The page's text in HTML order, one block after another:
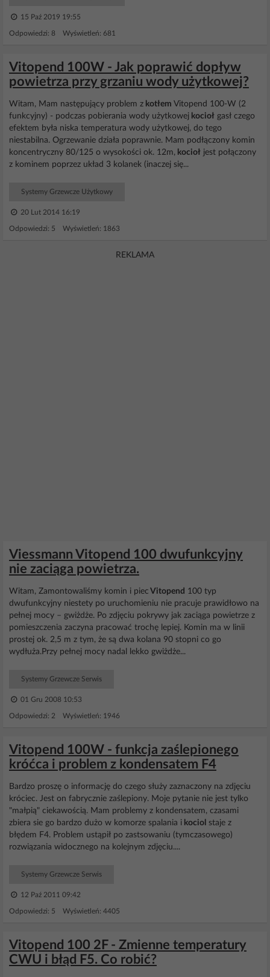
15 Paź 2019 19:55
Odpowiedzi: 8 Wyświetleń: 681
Vitopend 100W - Jak poprawić dopływ
powietrza przy grzaniu wody użytkowej?
Witam, Mam następujący problem z kotłem Vitopend 100-W (2
funkcyjny) - podczas pobierania wody użytkowej kocioł gasł czego
efektem była niska temperatura wody użytkowej, do tego
niestabilna. Ogrzewanie działa poprawnie. Mam podłączony komin
koncentryczny 80/125 o wysokości ok. 12m, kocioł jest połączony
z kominem poprzez układ 3 kolanek (inaczej się...
Systemy Grzewcze Użytkowy
20 Lut 2014 16:19
Odpowiedzi: 5 Wyświetleń: 1863
REKLAMA
Viessmann Vitopend 100 dwufunkcyjny
nie zaciąga powietrza.
Witam, Zamontowaliśmy komin i piec Vitopend 100 typ
dwufunkcyjny niestety po uruchomieniu nie pracuje prawidłowo na
pełnej mocy – gwiżdże. Po zdjęciu pokrywy jak zaciąga powietrze z
pomieszczenia zaczyna pracować trochę lepiej. Komin ma w linii
prostej ok. 2,5 m z tym, że są dwa kolana 90 stopni co go
wydłuża.Przy pełnej mocy nadal lekko gwiżdże...
Systemy Grzewcze Serwis
01 Gru 2008 10:53
Odpowiedzi: 2 Wyświetleń: 1946
Vitopend 100W - funkcja zaślepionego
króćca i problem z kondensatem F4
Bardzo proszę o informację do czego służy zaznaczony na zdjęciu
króciec. Jest on fabrycznie zaślepiony. Moje pytanie nie jest tylko
"małpią" ciekawością. Mam problemy z kondensatem, czasami
zbiera sie go bardzo dużo w komorze spalania i kociol staje z
błędem F4. Problem ustąpił po zastsowaniu (tymczasowego)
rozwiązania widocznego na kolejnym zdjęciu....
Systemy Grzewcze Serwis
12 Paź 2011 09:42
Odpowiedzi: 5 Wyświetleń: 4405
Vitopend 100 2F - Zmienne temperatury
CWU i błąd F5. Co robić?